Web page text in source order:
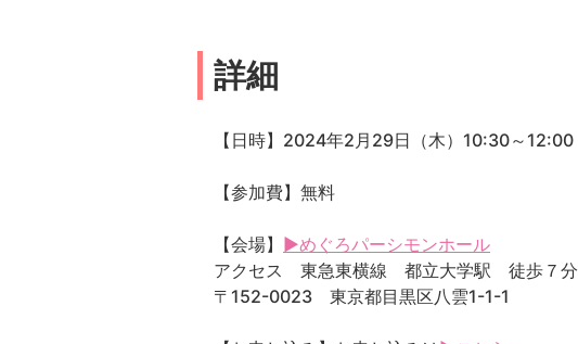
詳細
【日時】2024年2月29日（木）10:30～12:00
【参加費】無料
【会場】 ▶めぐろパーシモンホール
アクセス 東急東横線 都立大学駅 徒歩７分
〒152-0023 東京都目黒区八雲1-1-1